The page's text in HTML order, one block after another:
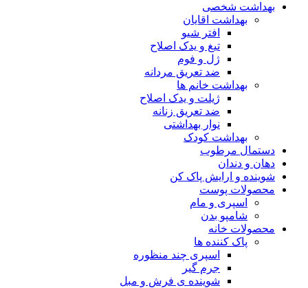
بهداشت شخصی
بهداشت اقایان
افتر شیو
تیغ و یدک اصلاح
ژل و فوم
ضد تعریق مردانه
بهداشت خانم ها
ژیلت و یدک اصلاح
ضد تعریق زنانه
نوار بهداشتی
بهداشت کودک
دستمال مرطوب
دهان و دندان
شوینده و ارایش پاک کن
محصولات پوست
اسپری و مام
شامپو بدن
محصولات خانه
پاک کننده ها
اسپری چند منظوره
جرم گیر
شوینده ی فرش و مبل